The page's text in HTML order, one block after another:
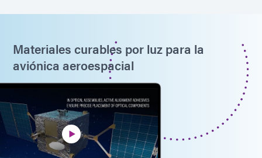
Materiales curables por luz para la
aviónica aeroespacial